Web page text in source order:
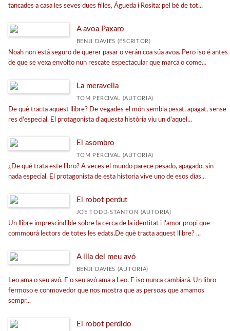
tancades a casa les seves dues filles, Águeda i Rosita: pel bé de tot...
A avoa Paxaro
BENJI DAVIES (ESCRITOR)
Noah non está seguro de querer pasar o verán coa súa avoa. Pero iso é antes
de que se vexa envolto nun rescate espectacular que marca o come...
La meravella
TOM PERCIVAL (AUTORIA)
De què tracta aquest llibre? De vegades el món sembla pesat, apagat, sense
res d'especial. El protagonista d'aquesta història viu un d'aquel...
El asombro
TOM PERCIVAL (AUTORIA)
¿De qué trata este libro? A veces el mundo parece pesado, apagado, sin
nada especial. El protagonista de esta historia vive uno de esos días...
El robot perdut
JOE TODD-STANTON (AUTORIA)
Un llibre imprescindible sobre la cerca de la identitat i l'amor propi que
commourà lectors de totes les edats.De què tracta aquest llibre? ...
A illa del meu avó
BENJI DAVIES (AUTORIA)
Leo ama o seu avó. E o seu avó ama a Leo. E iso nunca cambiará. Un libro
fermoso e conmovedor que nos mostra que as persoas que amamos
sempr...
El robot perdido